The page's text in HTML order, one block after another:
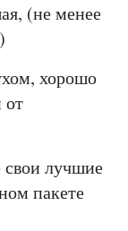
(не менее
хорошо
от
лучшие
пакете